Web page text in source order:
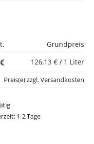
Grundpreis
126,13 € / 1 Liter
1-2 Tage
Preis(e) zzgl. Versandkosten